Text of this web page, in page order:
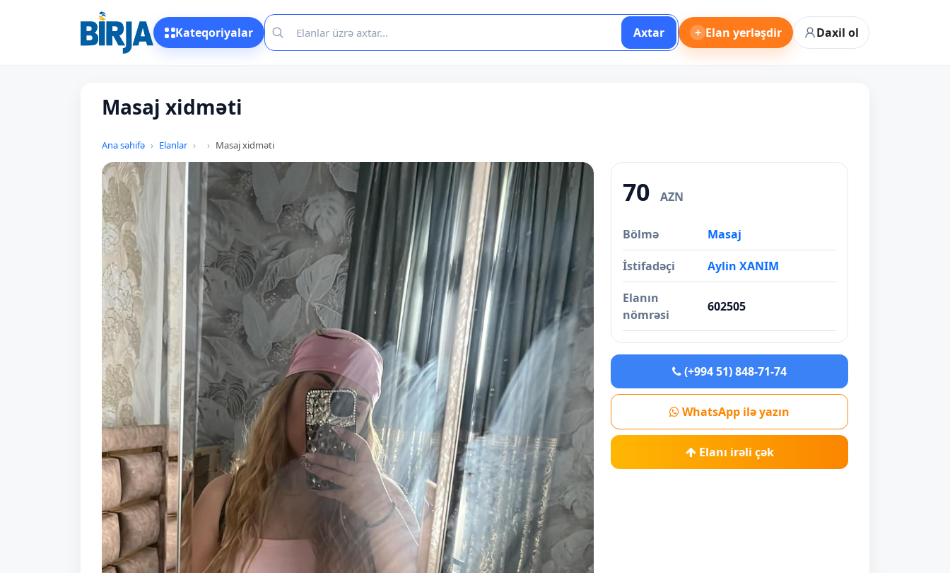
Kateqoriyalar Axtar + Elan yerləşdir Daxil ol
Masaj xidməti
Ana səhifə Elanlar Masaj xidməti
70 AZN
Bölmə Masaj
İstifadəçi Aylin XANIM
Elanın
nömrəsi
602505
(+994 51) 848-71-74
WhatsApp ilə yazın
Elanı irəli çək